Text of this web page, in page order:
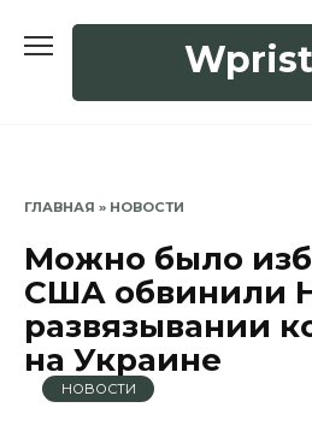
ГЛАВНАЯ » НОВОСТИ
Можно было
США обвинили
развязывании
на Украине
НОВОСТИ